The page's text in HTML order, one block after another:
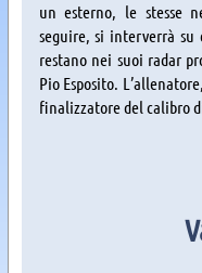
un esterno, le stesse
seguire, si interverrà su
restano nei suoi radar
Pio Esposito.
finalizzatore del calibro